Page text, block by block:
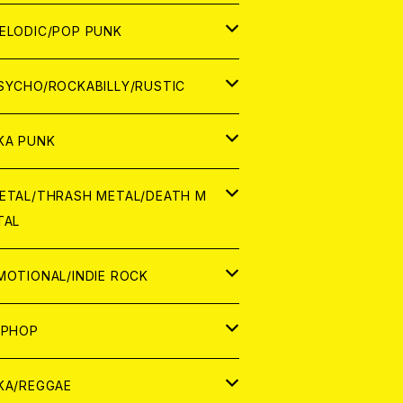
ログ
ログ
POP PUNK
ROCKABILLY/RUSTIC
PUNK
THRASH METAL/DEATH M
INDIE ROCK
REGGAE